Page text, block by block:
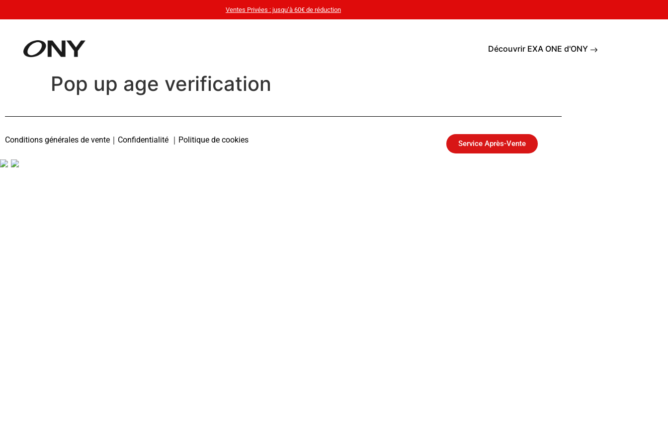
Ventes Privées : jusqu’à 60€ de réduction
Découvrir EXA ONE d'ONY
Pop up age verification
Conditions générales de vente ｜Confidentialité ｜Politique de cookies Service Après-Vente